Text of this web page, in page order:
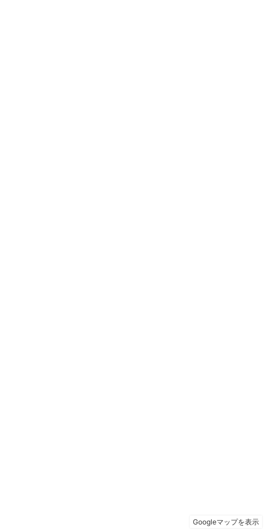
Googleマップを表示